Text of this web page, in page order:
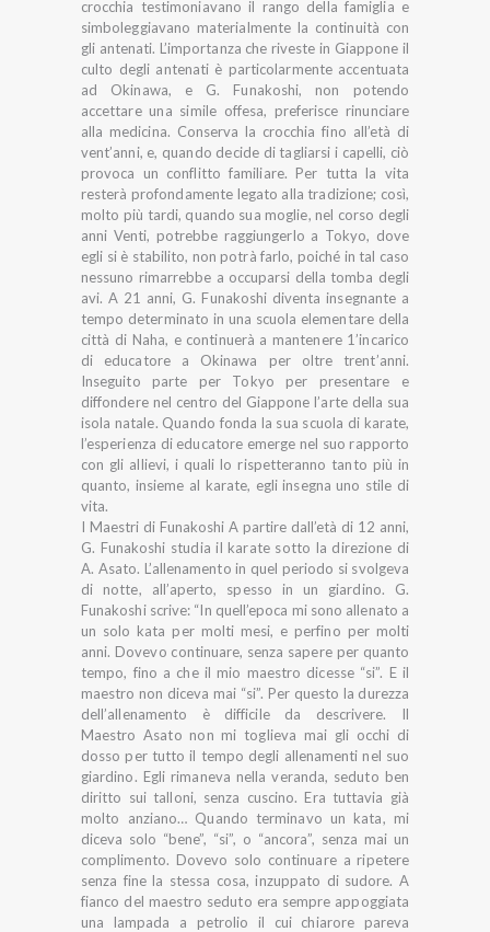
crocchia testimoniavano il rango della famiglia e
simboleggiavano materialmente la continuità con
gli antenati. L’importanza che riveste in Giappone il
culto degli antenati è particolarmente accentuata
ad Okinawa, e G. Funakoshi, non potendo
accettare una simile offesa, preferisce rinunciare
alla medicina. Conserva la crocchia fino all’età di
vent’anni, e, quando decide di tagliarsi i capelli, ciò
provoca un conflitto familiare. Per tutta la vita
resterà profondamente legato alla tradizione; così,
molto più tardi, quando sua moglie, nel corso degli
anni Venti, potrebbe raggiungerlo a Tokyo, dove
egli si è stabilito, non potrà farlo, poiché in tal caso
nessuno rimarrebbe a occuparsi della tomba degli
avi. A 21 anni, G. Funakoshi diventa insegnante a
tempo determinato in una scuola elementare della
città di Naha, e continuerà a mantenere 1’incarico
di educatore a Okinawa per oltre trent’anni.
Inseguito parte per Tokyo per presentare e
diffondere nel centro del Giappone l’arte della sua
isola natale. Quando fonda la sua scuola di karate,
l’esperienza di educatore emerge nel suo rapporto
con gli allievi, i quali lo rispetteranno tanto più in
quanto, insieme al karate, egli insegna uno stile di
vita.
I Maestri di Funakoshi A partire dall’età di 12 anni,
G. Funakoshi studia il karate sotto la direzione di
A. Asato. L’allenamento in quel periodo si svolgeva
di notte, all’aperto, spesso in un giardino. G.
Funakoshi scrive: “In quell’epoca mi sono allenato a
un solo kata per molti mesi, e perfino per molti
anni. Dovevo continuare, senza sapere per quanto
tempo, fino a che il mio maestro dicesse “si”. E il
maestro non diceva mai “si”. Per questo la durezza
dell’allenamento è difficile da descrivere. Il
Maestro Asato non mi toglieva mai gli occhi di
dosso per tutto il tempo degli allenamenti nel suo
giardino. Egli rimaneva nella veranda, seduto ben
diritto sui talloni, senza cuscino. Era tuttavia già
molto anziano… Quando terminavo un kata, mi
diceva solo “bene”, “si”, o “ancora”, senza mai un
complimento. Dovevo solo continuare a ripetere
senza fine la stessa cosa, inzuppato di sudore. A
fianco del maestro seduto era sempre appoggiata
una lampada a petrolio il cui chiarore pareva